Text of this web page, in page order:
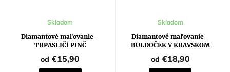
Diamantové maľovanie -
TRPASLIČÍ PINČ
Skladom
od €15,90
Diamantové maľovanie -
BULDOČEK V KRAVSKOM
PRESTROJENÍ
Skladom
od €18,90